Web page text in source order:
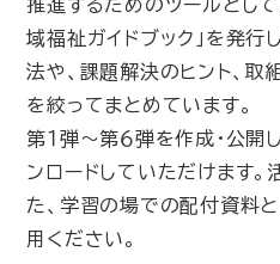
推進するためのツールとし
域福祉ガイドブック」を発行
法や、課題解決のヒント、取
を絞ってまとめています。
第１弾～第６弾を作成・公開
ンロードしていただけます。
た、学習の場での配付資料
用ください。